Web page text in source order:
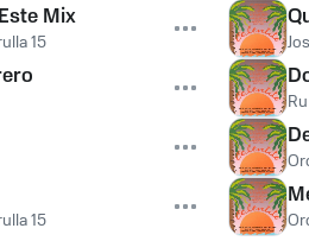
Mix
15
15